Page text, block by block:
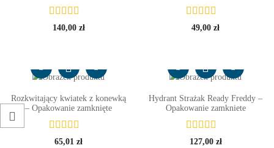
140,00 zł 49,00 zł
Rozkwitający kwiatek z konewką
– Opakowanie zamknięte
65,01 zł
Hydrant Strażak Ready Freddy –
Opakowanie zamkniete
127,00 zł